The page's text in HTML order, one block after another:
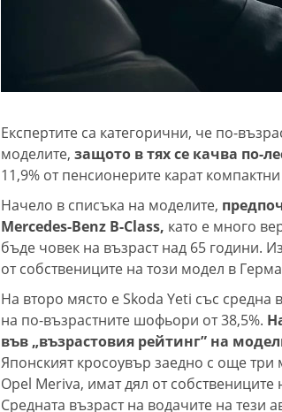
Експертите са категорични, че по-
моделите, защото в тях се качва по-
11,9% от пенсионерите карат
Начело в списъка на моделите,
Mercedes-Benz B-Class, като е много
бъде човек на възраст над 65 години.
от собствениците на този модел в
На второ място е Skoda Yeti със средна
на по-възрастните шофьори от 38,5%.
във „възрастовия рейтинг” на
Японският кросоувър заедно с още
Opel Meriva, имат дял от
Средната възраст на водачите на тези